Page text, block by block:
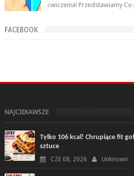
ćwiczenia! Przedstawiamy
FACEBOOK
NAJCIEKAWSZE
Tylko 106 kcal! Chrupiące fit
sztuce
CZE 08, 2026 Unknown